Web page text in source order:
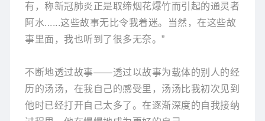
有，称新冠肺炎正是取缔烟花爆竹而引起的通灵者
阿水......这些故事无比令我着迷。当然，在这些故
事里面，我也听到了很多无奈。”
不断地透过故事——透过以故事为载体的别人的经
历的汤汤，在我自己的感受里，汤汤比我初次见到
他时已经打开自己太多了。在逐渐深度的自我接纳